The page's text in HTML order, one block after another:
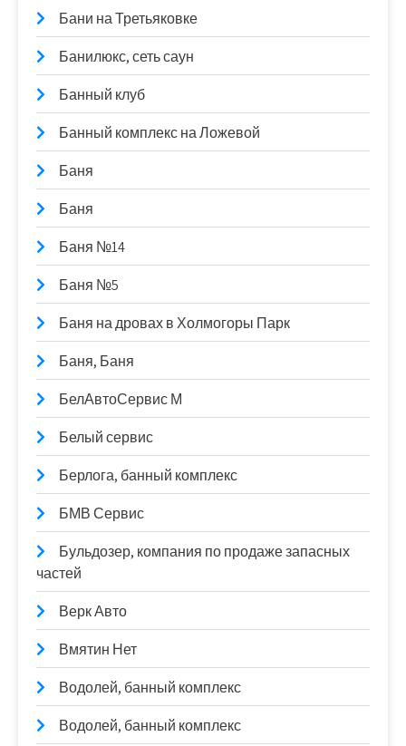
Бани на Третьяковке
Банилюкс, сеть саун
Банный клуб
Банный комплекс на Ложевой
Баня
Баня
Баня №14
Баня №5
Баня на дровах в Холмогоры Парк
Баня, Баня
БелАвтоСервис М
Белый сервис
Берлога, банный комплекс
БМВ Сервис
Бульдозер, компания по продаже запасных
частей
Верк Авто
Вмятин Нет
Водолей, банный комплекс
Водолей, банный комплекс